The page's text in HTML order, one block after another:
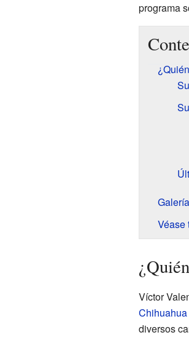
programa
Véase
Víctor
Chihuahua
diversos